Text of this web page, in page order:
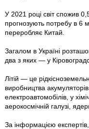
У 2021 році світ спожив
прогнозують потребу в 6
переробляє Китай.
Загалом в Україні
два з яких — у
Літій — це
виробництва
електроавтомобілів, у
аерокосмічній галузі,
За інформацією